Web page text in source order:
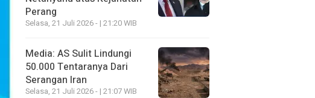
Perang
Selasa, 21 Juli 2026 - | 21:20 WIB
Media: AS Sulit Lindungi
50.000 Tentaranya Dari
Serangan Iran
Selasa, 21 Juli 2026 - | 21:07 WIB